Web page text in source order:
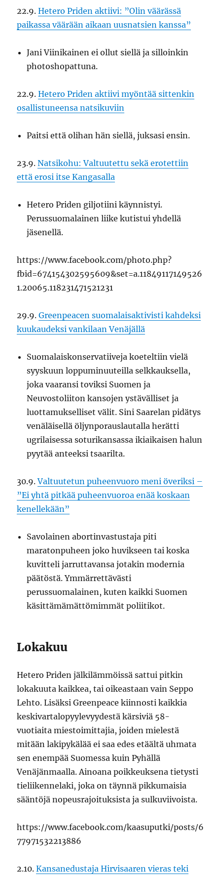
22.9.Hetero Priden aktiivi: ”Olin väärässä
paikassa väärään aikaan uusnatsien kanssa”
Jani Viinikainen ei ollut siellä ja silloinkin
photoshopattuna.
22.9.Hetero Priden aktiivi myöntää sittenkin
osallistuneensa natsikuviin
Paitsi että olihan hän siellä, juksasi ensin.
23.9.Natsikohu: Valtuutettu sekä erotettiin
että erosi itse Kangasalla
Hetero Priden giljotiini käynnistyi.
Perussuomalainen liike kutistui yhdellä
jäsenellä.
https://www.facebook.com/photo.php?
fbid=674154302595609&set=a.11849117149526
1.20065.118231471521231
29.9.Greenpeacen suomalaisaktivisti kahdeksi
kuukaudeksi vankilaan Venäjällä
Suomalaiskonservatiiveja koeteltiin vielä
syyskuun loppuminuuteilla selkkauksella,
joka vaaransi toviksi Suomen ja
Neuvostoliiton kansojen ystävälliset ja
luottamukselliset välit. Sini Saarelan pidätys
venäläisellä öljynporauslautalla herätti
ugrilaisessa soturikansassa ikiaikaisen halun
pyytää anteeksi tsaarilta.
30.9.Valtuutetun puheenvuoro meni överiksi –
”Ei yhtä pitkää puheenvuoroa enää koskaan
kenellekään”
Savolainen abortinvastustaja piti
maratonpuheen joko huvikseen tai koska
kuvitteli jarruttavansa jotakin modernia
päätöstä. Ymmärrettävästi
perussuomalainen, kuten kaikki Suomen
käsittämämättömimmät poliitikot.
Lokakuu
Hetero Priden jälkilämmöissä sattui pitkin
lokakuuta kaikkea, tai oikeastaan vain Seppo
Lehto. Lisäksi Greenpeace kiinnosti kaikkia
keskivartalopyylevyydestä kärsiviä 58-
vuotiaita miestoimittajia, joiden mielestä
mitään lakipykälää ei saa edes etäältä uhmata
sen enempää Suomessa kuin Pyhällä
Venäjänmaalla. Ainoana poikkeuksena tietysti
tieliikennelaki, joka on täynnä pikkumaisia
sääntöjä nopeusrajoituksista ja sulkuviivoista.
https://www.facebook.com/kaasuputki/posts/6
77971532213886
2.10.Kansanedustaja Hirvisaaren vieras teki